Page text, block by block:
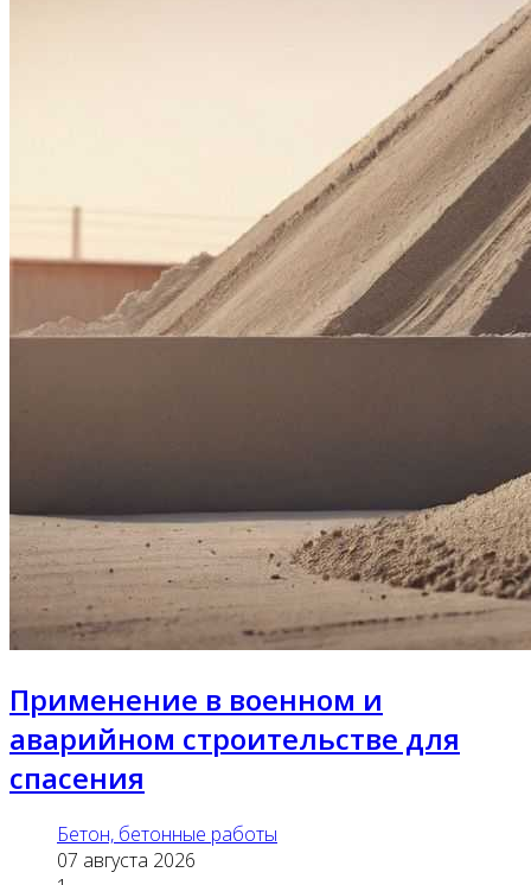
Применение в военном и
аварийном строительстве для
спасения
Бетон, бетонные работы
07 августа 2026